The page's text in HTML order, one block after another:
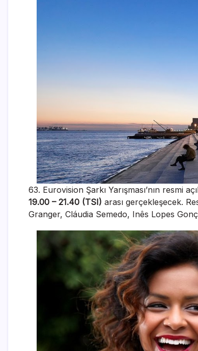
63. Eurovision Şarkı Yarışması’nın resmi
19.00 – 21.40 (TSI) arası gerçekleşecek.
Granger, Cláudia Semedo, Inês Lopes